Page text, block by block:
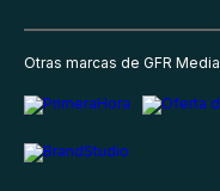
Otras marcas de GFR Media